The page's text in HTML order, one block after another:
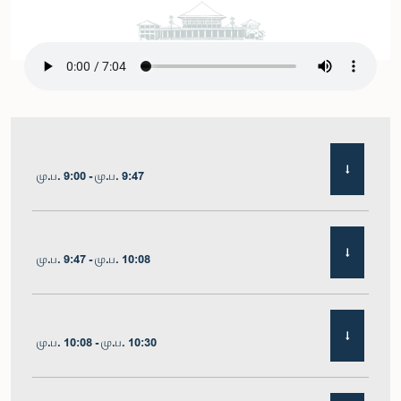
மு.ப. 9:00 - மு.ப. 9:47
மு.ப. 9:47 - மு.ப. 10:08
மு.ப. 10:08 - மு.ப. 10:30